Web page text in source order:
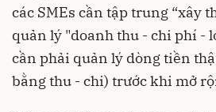
các SMEs cần tập trung “xây
quản lý "doanh thu - chi phí -
cần phải quản lý dòng tiền
bằng thu - chi) trước khi mở